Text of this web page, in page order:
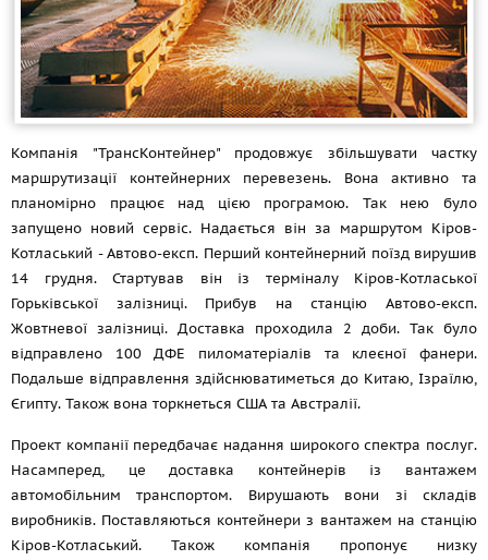
Компанія "ТрансКонтейнер" продовжує збільшувати частку
маршрутизації контейнерних перевезень. Вона активно та
планомірно працює над цією програмою. Так нею було
запущено новий сервіс. Надається він за маршрутом Кіров-
Котласький - Автово-експ. Перший контейнерний поїзд вирушив
14 грудня. Стартував він із терміналу Кіров-Котласької
Горьківської залізниці. Прибув на станцію Автово-експ.
Жовтневої залізниці. Доставка проходила 2 доби. Так було
відправлено 100 ДФЕ пиломатеріалів та клеєної фанери.
Подальше відправлення здійснюватиметься до Китаю, Ізраїлю,
Єгипту. Також вона торкнеться США та Австралії.
Проект компанії передбачає надання широкого спектра послуг.
Насамперед, це доставка контейнерів із вантажем
автомобільним транспортом. Вирушають вони зі складів
виробників. Поставляються контейнери з вантажем на станцію
Кіров-Котласький. Також компанія пропонує низку